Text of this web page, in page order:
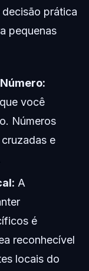
prática
pequenas
você
Números
e
A
é
reconhecível
locais do